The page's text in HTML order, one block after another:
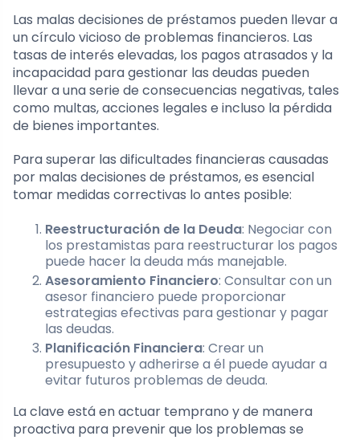
Las malas decisiones de préstamos pueden llevar a
un círculo vicioso de problemas financieros. Las
tasas de interés elevadas, los pagos atrasados y la
incapacidad para gestionar las deudas pueden
llevar a una serie de consecuencias negativas, tales
como multas, acciones legales e incluso la pérdida
de bienes importantes.
Para superar las dificultades financieras causadas
por malas decisiones de préstamos, es esencial
tomar medidas correctivas lo antes posible:
Reestructuración de la Deuda: Negociar con
los prestamistas para reestructurar los pagos
puede hacer la deuda más manejable.
Asesoramiento Financiero: Consultar con un
asesor financiero puede proporcionar
estrategias efectivas para gestionar y pagar
las deudas.
Planificación Financiera: Crear un
presupuesto y adherirse a él puede ayudar a
evitar futuros problemas de deuda.
La clave está en actuar temprano y de manera
proactiva para prevenir que los problemas se